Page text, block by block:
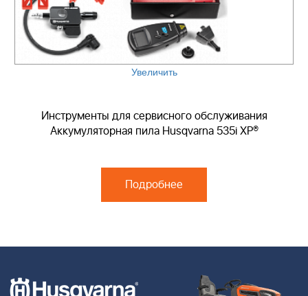
Увеличить
Инструменты для сервисного обслуживания
Аккумуляторная пила Husqvarna 535i XP®
Подробнее